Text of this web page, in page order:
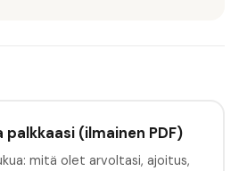
palkkaasi (ilmainen PDF)
mitä olet arvoltasi, ajoitus,